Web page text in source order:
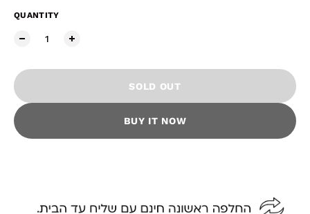
QUANTITY
SOLD OUT
BUY IT NOW